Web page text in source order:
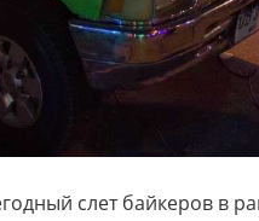
слет байкеров в